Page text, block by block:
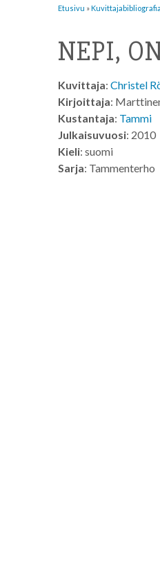
Etusivu »Kuvittaja­bibliografia
NEPI,
Kuvittaja: Christel
Kirjoittaja:
Kustantaja: Tammi
Julkaisuvuosi: 2010
Kieli: suomi
Sarja: Tammenterho